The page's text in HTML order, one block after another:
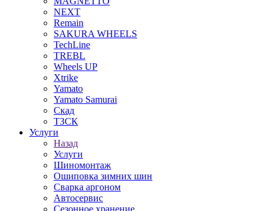
NEXT
Remain
SAKURA WHEELS
TechLine
TREBL
Wheels UP
Xtrike
Yamato
Yamato Samurai
Скад
ТЗСК
Услуги
Назад
Услуги
Шиномонтаж
Ошиповка зимних шин
Сварка аргоном
Автосервис
Сезонное хранение